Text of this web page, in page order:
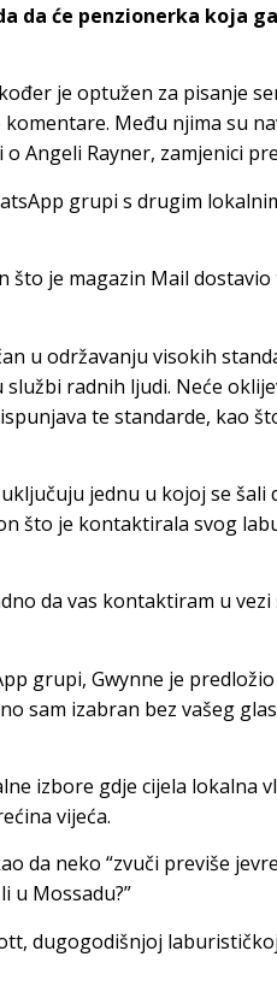
da će penzionerka koja
je optužen za pisanje
Među njima su
Angeli Rayner, zamjenici
grupi s drugim
što je magazin Mail
u održavanju visokih
radnih ljudi. Neće
te standarde, kao
jednu u kojoj se šali
što je kontaktirala svog
da vas kontaktiram u vezi
grupi, Gwynne je
sam izabran bez vašeg
izbore gdje cijela lokalna
vijeća.
da neko “zvuči previše
u Mossadu?”
dugogodišnjoj laburističkoj